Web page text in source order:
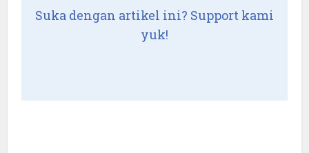
Suka dengan artikel ini? Support kami
yuk!